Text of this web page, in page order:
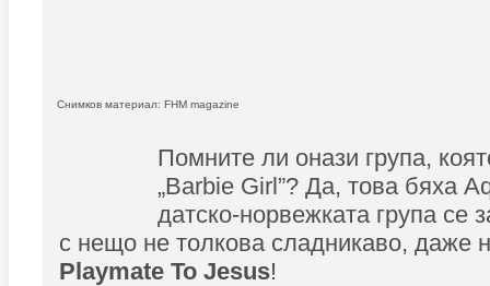
Снимков материал: FHM magazine
Помните ли онази група,
„Barbie Girl”? Да, това бяха
датско-норвежката група се
с нещо не толкова сладникаво, даже
Playmate To Jesus!